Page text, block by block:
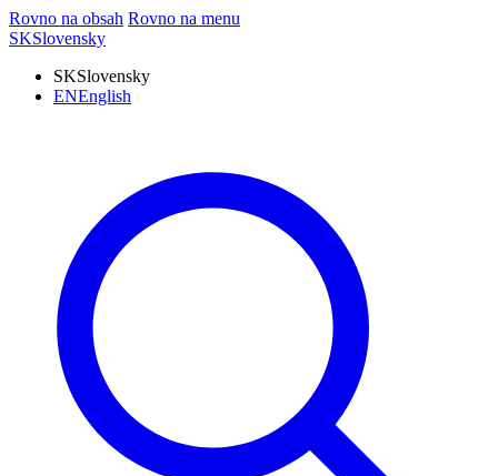
Rovno na obsah Rovno na menu
SKSlovensky
SKSlovensky
ENEnglish